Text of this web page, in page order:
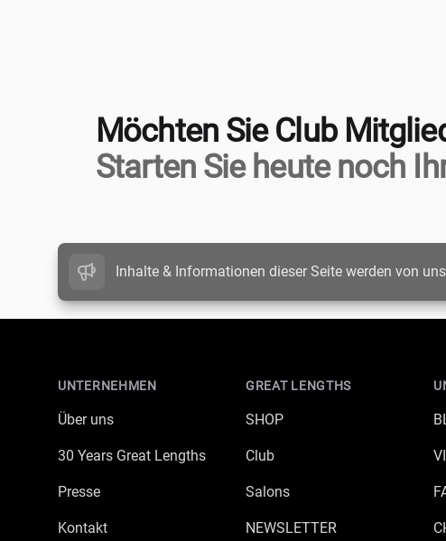
Möchten Sie Club
Starten Sie heute noch
Inhalte & Informationen dieser Seite werden von
UNTERNEHMEN
Über uns
30 Years Great Lengths
Presse
Kontakt
GREAT LENGTHS
SHOP
Club
Salons
NEWSLETTER